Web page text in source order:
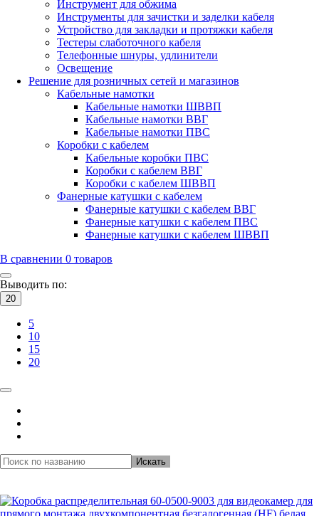
Инструмент для обжима
Инструменты для зачистки и заделки кабеля
Устройство для закладки и протяжки кабеля
Тестеры слаботочного кабеля
Телефонные шнуры, удлинители
Освещение
Решение для розничных сетей и магазинов
Кабельные намотки
Кабельные намотки ШВВП
Кабельные намотки ВВГ
Кабельные намотки ПВС
Коробки с кабелем
Кабельные коробки ПВС
Коробки с кабелем ВВГ
Коробки с кабелем ШВВП
Фанерные катушки с кабелем
Фанерные катушки с кабелем ВВГ
Фанерные катушки с кабелем ПВС
Фанерные катушки с кабелем ШВВП
В сравнении 0 товаров
Выводить по:
20
5
10
15
20
Искать